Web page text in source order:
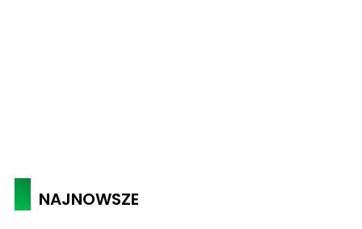
NAJNOWSZE